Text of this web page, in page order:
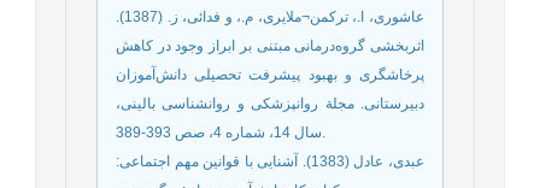
عاشوری، ا.، ترکمن¬ملایری، م.، و فدائی، ز. (1387).
اثربخشی گروه‌درمانی مبتنی بر ابراز وجود در کاهش
پرخاشگری و بهبود پیشرفت تحصیلی دانش‌آموزان
دبیرستانی. مجلة روانپزشکی و روانشناسی بالینی،
سال 14، شماره 4، صص 393-389.
عبدی، عادل (1383). آشنایی با قوانین مهم اجتماعی: